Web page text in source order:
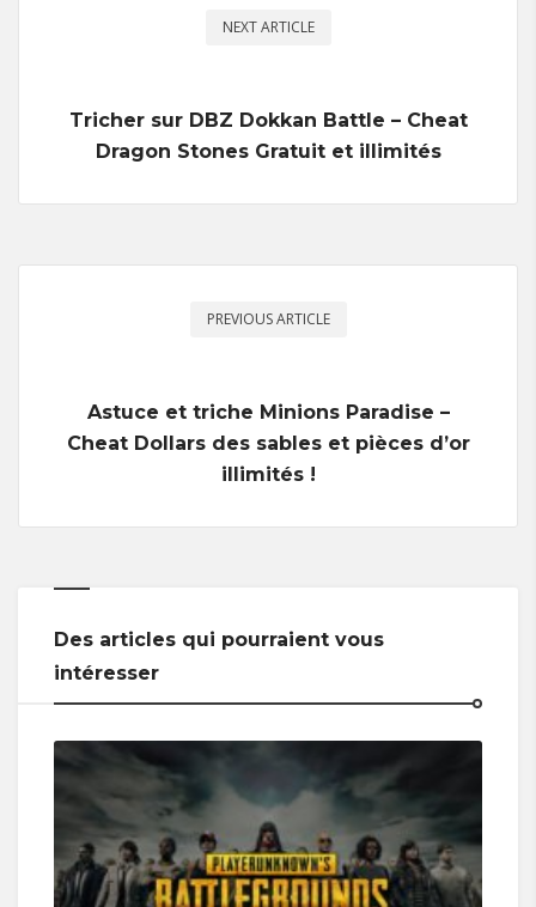
NEXT ARTICLE
Tricher sur DBZ Dokkan Battle – Cheat
Dragon Stones Gratuit et illimités
PREVIOUS ARTICLE
Astuce et triche Minions Paradise –
Cheat Dollars des sables et pièces d’or
illimités !
Des articles qui pourraient vous
intéresser